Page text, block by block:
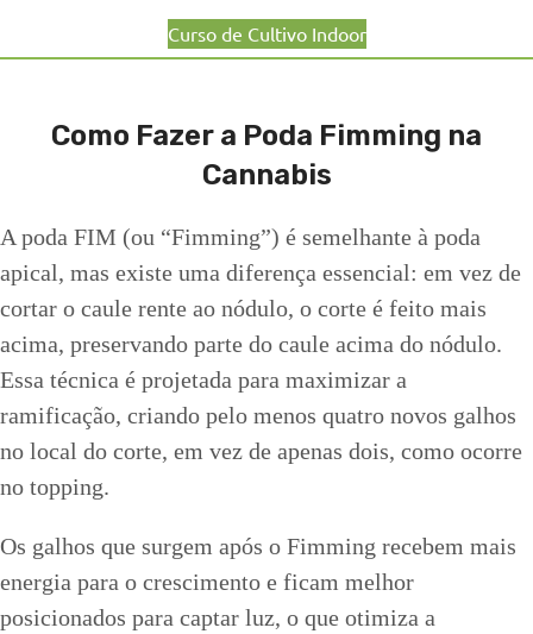
Curso de Cultivo Indoor
Como Fazer a Poda Fimming na
Cannabis
A poda FIM (ou “Fimming”) é semelhante à poda
apical, mas existe uma diferença essencial: em vez de
cortar o caule rente ao nódulo, o corte é feito mais
acima, preservando parte do caule acima do nódulo.
Essa técnica é projetada para maximizar a
ramificação, criando pelo menos quatro novos galhos
no local do corte, em vez de apenas dois, como ocorre
no topping.
Os galhos que surgem após o Fimming recebem mais
energia para o crescimento e ficam melhor
posicionados para captar luz, o que otimiza a